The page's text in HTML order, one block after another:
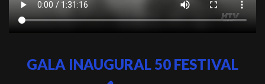
GALA INAUGURAL 50 FESTIVAL